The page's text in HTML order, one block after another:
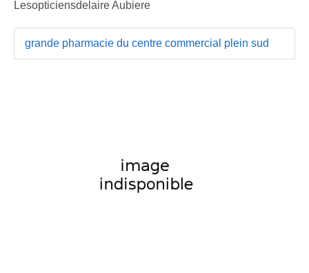
Lesopticiensdelaire Aubiere
grande pharmacie du centre commercial plein sud